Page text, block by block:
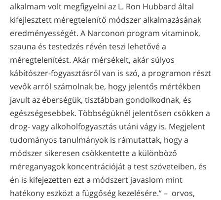
alkalmam volt megfigyelni az L. Ron Hubbard által
kifejlesztett méregtelenítő módszer alkalmazásának
eredményességét. A Narconon program vitaminok,
szauna és testedzés révén teszi lehetővé a
méregtelenítést. Akár mérsékelt, akár súlyos
kábítószer-fogyasztásról van is szó, a programon részt
vevők arról számolnak be, hogy jelentős mértékben
javult az éberségük, tisztábban gondolkodnak, és
egészségesebbek. Többségüknél jelentősen csökken a
drog- vagy alkoholfogyasztás utáni vágy is. Megjelent
tudományos tanulmányok is rámutattak, hogy a
módszer sikeresen csökkentette a különböző
méreganyagok koncentrációját a test szöveteiben, és
én is kifejezetten ezt a módszert javaslom mint
hatékony eszközt a függőség kezelésére.” – orvos,